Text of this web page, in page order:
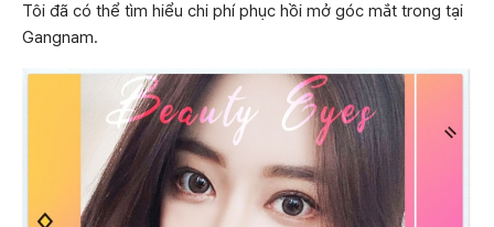
Tôi đã có thể tìm hiểu chi phí phục hồi mở góc mắt trong tại
Gangnam.